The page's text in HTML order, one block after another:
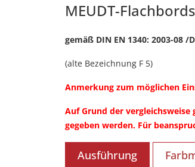
MEUDT-
gemäß DIN EN 1340: 2003-08 /
(alte Bezeichnung F 5)
Anmerkung zum möglichen
Auf Grund der
gegeben werden. Für
Ausführung